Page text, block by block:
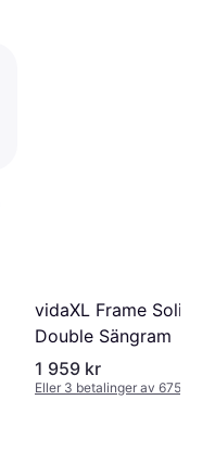
vidaXL Frame Solid
Double Sängram
1 959 kr
Eller 3 betalinger av 675 kr